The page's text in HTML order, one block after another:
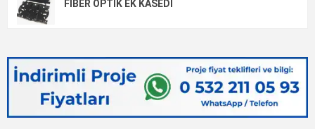
FIBER OPTIK EK KASEDI